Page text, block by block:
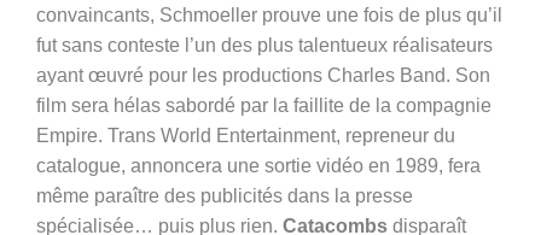
convaincants, Schmoeller prouve une fois de plus qu’il
fut sans conteste l’un des plus talentueux réalisateurs
ayant œuvré pour les productions Charles Band. Son
film sera hélas sabordé par la faillite de la compagnie
Empire. Trans World Entertainment, repreneur du
catalogue, annoncera une sortie vidéo en 1989, fera
même paraître des publicités dans la presse
spécialisée… puis plus rien. Catacombs disparaît